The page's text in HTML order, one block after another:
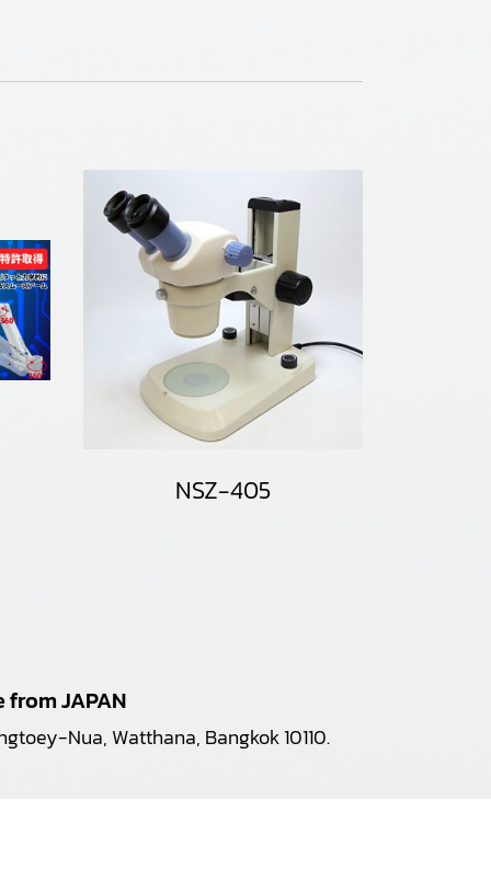
NSZ-405
JAPAN
Nua, Watthana, Bangkok 10110.